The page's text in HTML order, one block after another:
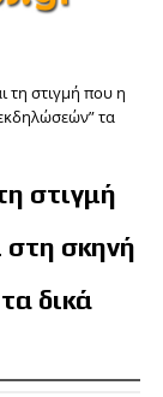
τη στιγμή που η
τα
στιγμή
στη σκηνή
δικά